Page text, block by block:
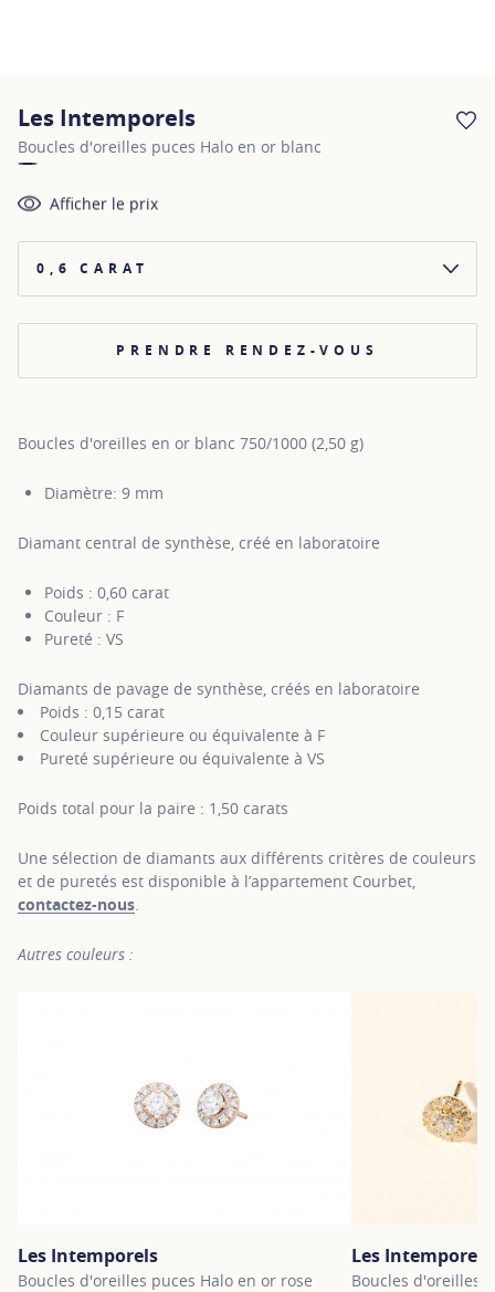
Les Intemporels
Boucles d'oreilles puces Halo en or blanc
Afficher le prix
0,6 CARAT
PRENDRE RENDEZ-VOUS
Boucles d'oreilles en or blanc 750/1000 (2,50 g)
Diamètre: 9 mm
Diamant central de synthèse, créé en laboratoire
Poids : 0,60 carat
Couleur : F
Pureté : VS
Diamants de pavage de synthèse, créés en laboratoire
Poids : 0,15 carat
Couleur supérieure ou équivalente à F
Pureté supérieure ou équivalente à VS
Poids total pour la paire : 1,50 carats
Une sélection de diamants aux différents critères de couleurs
et de puretés est disponible à l’appartement Courbet,
contactez-nous.
Autres couleurs :
Les Intemporels
Boucles d'oreilles puces Halo en or rose
Les Intemporels
Boucles d'oreilles